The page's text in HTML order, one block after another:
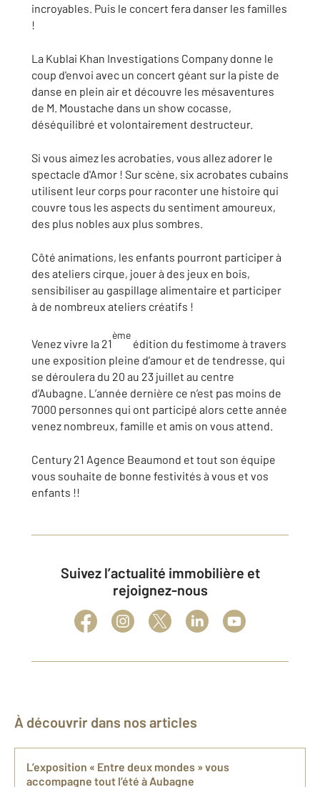
incroyables. Puis le concert fera danser les familles
!
La Kublai Khan Investigations Company donne le
coup d'envoi avec un concert géant sur la piste de
danse en plein air et découvre les mésaventures
de M. Moustache dans un show cocasse,
déséquilibré et volontairement destructeur.
Si vous aimez les acrobaties, vous allez adorer le
spectacle d'Amor ! Sur scène, six acrobates cubains
utilisent leur corps pour raconter une histoire qui
couvre tous les aspects du sentiment amoureux,
des plus nobles aux plus sombres.
Côté animations, les enfants pourront participer à
des ateliers cirque, jouer à des jeux en bois,
sensibiliser au gaspillage alimentaire et participer
à de nombreux ateliers créatifs !
Venez vivre la 21
ème
édition du festimome à travers
une exposition pleine d’amour et de tendresse, qui
se déroulera du 20 au 23 juillet au centre
d’Aubagne. L’année dernière ce n’est pas moins de
7000 personnes qui ont participé alors cette année
venez nombreux, famille et amis on vous attend.
Century 21 Agence Beaumond et tout son équipe
vous souhaite de bonne festivités à vous et vos
enfants !!
Suivez l’actualité immobilière et
rejoignez-nous
À découvrir dans nos articles
L’exposition « Entre deux mondes » vous
accompagne tout l’été à Aubagne